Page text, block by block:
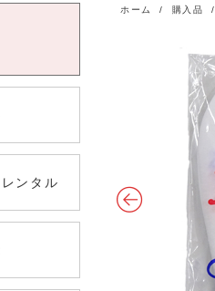
ンタル
ホーム / 購入品 /